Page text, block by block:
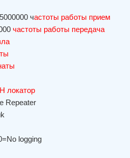
частоты работы прием
частоты работы передача
локатор
Repeater
logging